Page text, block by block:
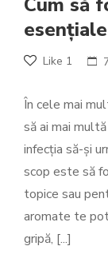
Like 1
În cele mai
să ai mai
infecţia să-şi
scop este să
topice sau
aromate te
gripă, [...]